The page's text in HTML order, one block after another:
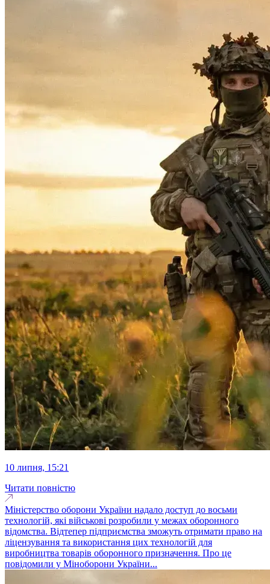
10 липня, 15:21
Читати повністю
Міністерство оборони України надало доступ до восьми
технологій, які військові розробили у межах оборонного
відомства. Відтепер підприємства зможуть отримати право на
ліцензування та використання цих технологій для
виробництва товарів оборонного призначення. Про це
повідомили у Міноборони України...